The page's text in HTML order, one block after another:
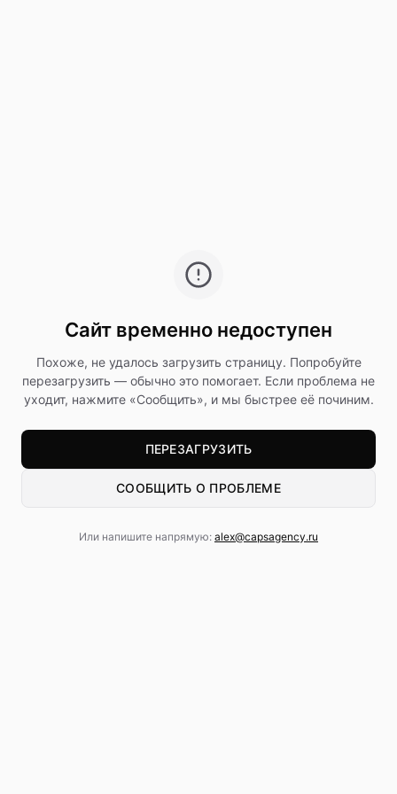
Сайт временно недоступен
Похоже, не удалось загрузить страницу. Попробуйте
перезагрузить — обычно это помогает. Если проблема не
уходит, нажмите «Сообщить», и мы быстрее её починим.
ПЕРЕЗАГРУЗИТЬ
СООБЩИТЬ О ПРОБЛЕМЕ
Или напишите напрямую: alex@capsagency.ru